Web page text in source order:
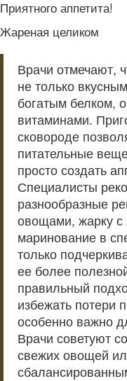
Приятного аппетита!
Жареная целиком
Врачи отмечают,
не только
богатым белком,
витаминами.
сковороде
питательные
просто создать
Специалисты
разнообразные
овощами, жарку
маринование в
только
ее более
правильный
избежать потери
особенно важно
Врачи советуют
свежих овощей